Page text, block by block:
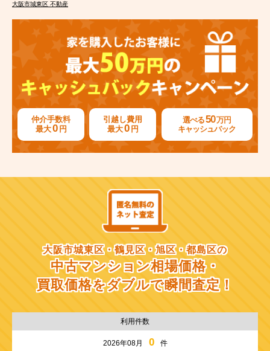
大阪市城東区 不動産
仲介手数料
最大0 円
引越し費用
最大0 円
選べる50万円
キャッシュバック
大阪市城東区・鶴見区・旭区・都島区の
中古マンション相場価格・
買取価格をダブルで瞬間査定！
利用件数
2026年08月 0 件